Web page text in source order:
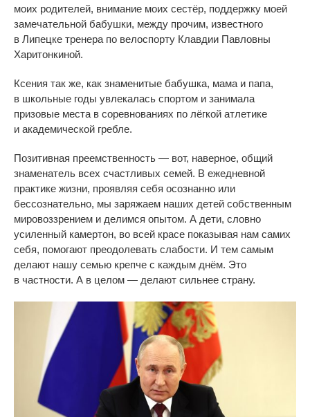
моих родителей, внимание моих сестёр, поддержку моей
замечательной бабушки, между прочим, известного
в Липецке тренера по велоспорту Клавдии Павловны
Харитонкиной.
Ксения так же, как знаменитые бабушка, мама и папа,
в школьные годы увлекалась спортом и занимала
призовые места в соревнованиях по лёгкой атлетике
и академической гребле.
Позитивная преемственность — вот, наверное, общий
знаменатель всех счастливых семей. В ежедневной
практике жизни, проявляя себя осознанно или
бессознательно, мы заряжаем наших детей собственным
мировоззрением и делимся опытом. А дети, словно
усиленный камертон, во всей красе показывая нам самих
себя, помогают преодолевать слабости. И тем самым
делают нашу семью крепче с каждым днём. Это
в частности. А в целом — делают сильнее страну.